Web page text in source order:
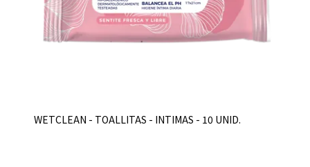
WETCLEAN - TOALLITAS - INTIMAS - 10 UNID.